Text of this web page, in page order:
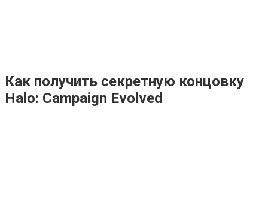
Как получить секретную концовку
Halo: Campaign Evolved